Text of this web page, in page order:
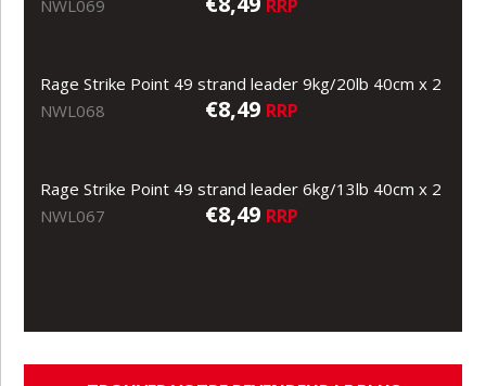
NWL069
RRP
Rage Strike Point 49 strand leader 9kg/20lb 40cm x 2
NWL068
€8,49 RRP
Rage Strike Point 49 strand leader 6kg/13lb 40cm x 2
NWL067
€8,49 RRP